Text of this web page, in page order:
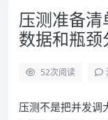
压测准备清
数据和瓶颈
52次阅读
压测不是把并发调